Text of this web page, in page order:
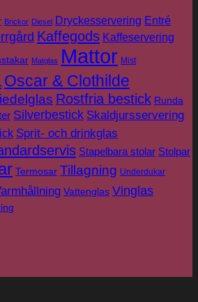
Brickor Diesel Dryckesservering Entré
Kaffegods Kaffeservering
Matglas Mattor Mist
Oscar & Clothilde
Rostfria bestick Runda
Silverbestick Skaldjursservering
Sprit- och drinkglas
Stapelbara stolar Stolpar
Termosar Tillagning Underdukar
Vattenglas Vinglas